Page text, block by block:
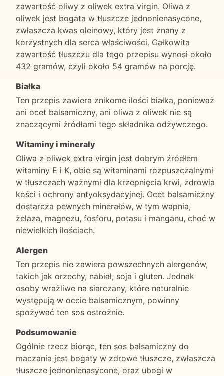
zawartość oliwy z oliwek extra virgin. Oliwa z
oliwek jest bogata w tłuszcze jednonienasycone,
zwłaszcza kwas oleinowy, który jest znany z
korzystnych dla serca właściwości. Całkowita
zawartość tłuszczu dla tego przepisu wynosi około
432 gramów, czyli około 54 gramów na porcję.
Białka
Ten przepis zawiera znikome ilości białka, ponieważ
ani ocet balsamiczny, ani oliwa z oliwek nie są
znaczącymi źródłami tego składnika odżywczego.
Witaminy i minerały
Oliwa z oliwek extra virgin jest dobrym źródłem
witaminy E i K, obie są witaminami rozpuszczalnymi
w tłuszczach ważnymi dla krzepnięcia krwi, zdrowia
kości i ochrony antyoksydacyjnej. Ocet balsamiczny
dostarcza pewnych minerałów, w tym wapnia,
żelaza, magnezu, fosforu, potasu i manganu, choć w
niewielkich ilościach.
Alergen
Ten przepis nie zawiera powszechnych alergenów,
takich jak orzechy, nabiał, soja i gluten. Jednak
osoby wrażliwe na siarczany, które naturalnie
występują w occie balsamicznym, powinny
spożywać ten sos ostrożnie.
Podsumowanie
Ogólnie rzecz biorąc, ten sos balsamiczny do
maczania jest bogaty w zdrowe tłuszcze, zwłaszcza
tłuszcze jednonienasycone, oraz ubogi w